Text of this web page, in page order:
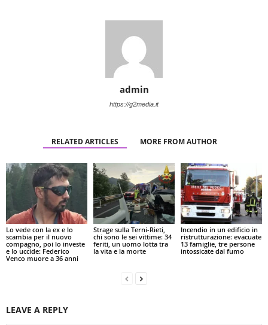
admin
https://g2media.it
RELATED ARTICLES MORE FROM AUTHOR
Lo vede con la ex e lo
scambia per il nuovo
compagno, poi lo investe
e lo uccide: Federico
Venco muore a 36 anni
Strage sulla Terni-Rieti,
chi sono le sei vittime: 34
feriti, un uomo lotta tra
la vita e la morte
Incendio in un edificio in
ristrutturazione: evacuate
13 famiglie, tre persone
intossicate dal fumo
LEAVE A REPLY